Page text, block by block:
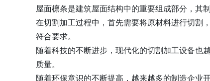
屋面檩条是建筑屋面结构中的重要组成部分，其
在切割加工过程中，首先需要将原材料进行切割
符合要求。
随着科技的不断进步，现代化的切割加工设备也
质量。
随着环保意识的不断提高，越来越多的制造企业